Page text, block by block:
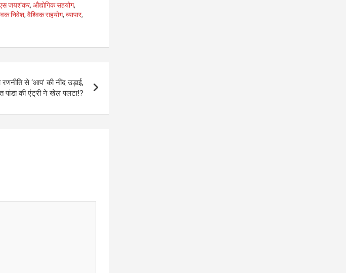
जयशंकर, औद्योगिक सहयोग,
निवेश, वैश्विक सहयोग, व्यापार,
रणनीति से ‘आप’ की नींद उड़ाई,
पांडा की एंट्री ने खेल पलटा!?